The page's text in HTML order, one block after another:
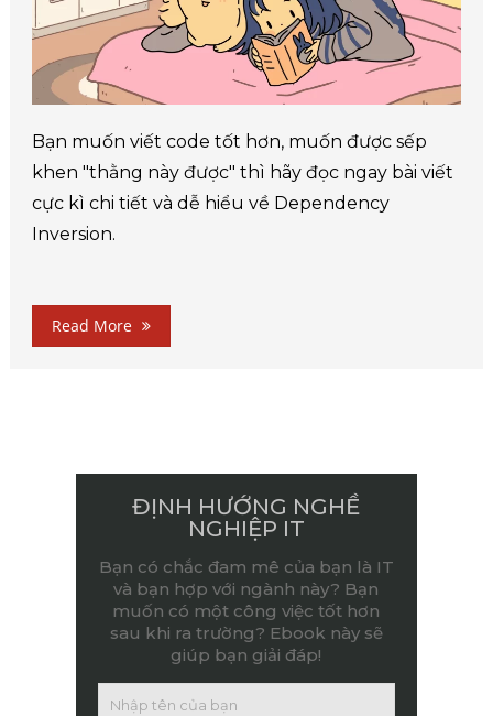
Bạn muốn viết code tốt hơn, muốn được sếp
khen "thằng này được" thì hãy đọc ngay bài viết
cực kì chi tiết và dễ hiểu về Dependency
Inversion.
Read More
ĐỊNH HƯỚNG NGHỀ
NGHIỆP IT
Bạn có chắc đam mê của bạn là IT
và bạn hợp với ngành này? Bạn
muốn có một công việc tốt hơn
sau khi ra trường? Ebook này sẽ
giúp bạn giải đáp!